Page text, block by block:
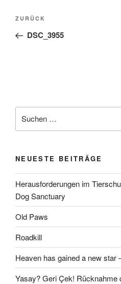
Beitragsnavigation
Vorheriger
Beitrag
ZURÜCK
DSC_3955
nach:
NEUESTE BEITRÄGE
Herausforderungen im
Dog Sanctuary
Old Paws
Roadkill
Heaven has gained a new star
Yasay? Geri Çek! Rücknahme